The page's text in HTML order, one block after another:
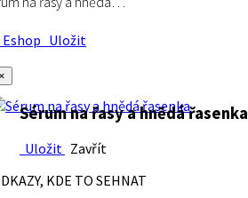
Uložit
Sérum na řasy a hnědá řasenka
Uložit Zavřít
KDE TO SEHNAT